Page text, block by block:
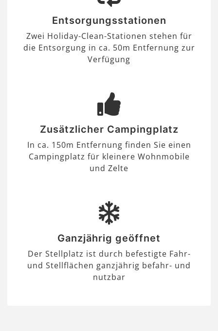
Entsorgungsstationen
Zwei Holiday-Clean-Stationen stehen für
die Entsorgung in ca. 50m Entfernung zur
Verfügung
Zusätzlicher Campingplatz
In ca. 150m Entfernung finden Sie einen
Campingplatz für kleinere Wohnmobile
und Zelte
Ganzjährig geöffnet
Der Stellplatz ist durch befestigte Fahr-
und Stellflächen ganzjährig befahr- und
nutzbar